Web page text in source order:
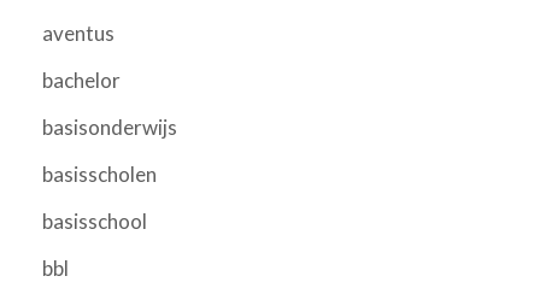
aventus
bachelor
basisonderwijs
basisscholen
basisschool
bbl